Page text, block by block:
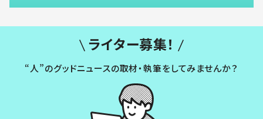
ライター募集！
“人”のグッドニュースの取材・執筆をしてみませんか？